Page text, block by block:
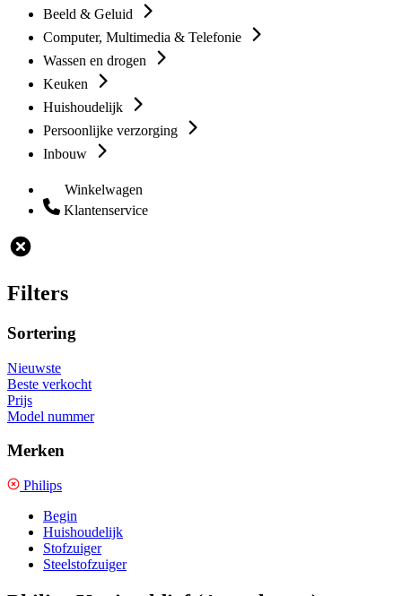
Beeld & Geluid
Computer, Multimedia & Telefonie
Wassen en drogen
Keuken
Huishoudelijk
Persoonlijke verzorging
Inbouw
Winkelwagen
Klantenservice
Filters
Sortering
Nieuwste
Beste verkocht
Prijs
Model nummer
Merken
Philips
Begin
Huishoudelijk
Stofzuiger
Steelstofzuiger